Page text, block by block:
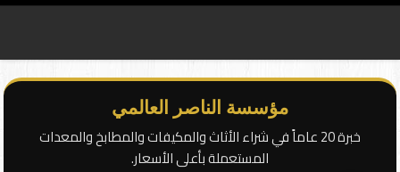
مؤسسة الناصر العالمي
خبرة 20 عاماً في شراء الأثاث والمكيفات والمطابخ والمعدات
المستعملة بأعلى الأسعار.